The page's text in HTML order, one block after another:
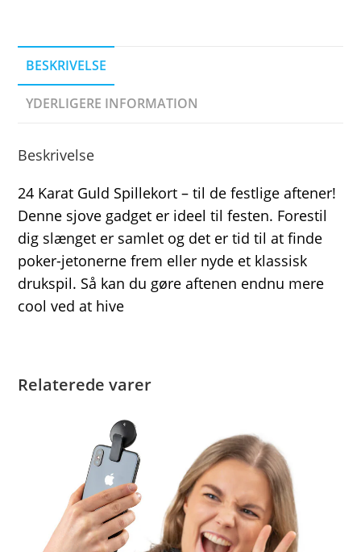
BESKRIVELSE
YDERLIGERE INFORMATION
Beskrivelse
24 Karat Guld Spillekort – til de festlige aftener!
Denne sjove gadget er ideel til festen. Forestil
dig slænget er samlet og det er tid til at finde
poker-jetonerne frem eller nyde et klassisk
drukspil. Så kan du gøre aftenen endnu mere
cool ved at hive
Relaterede varer